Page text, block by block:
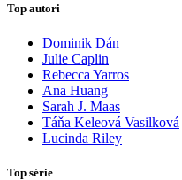
Top autori
Dominik Dán
Julie Caplin
Rebecca Yarros
Ana Huang
Sarah J. Maas
Táňa Keleová Vasilková
Lucinda Riley
Top série